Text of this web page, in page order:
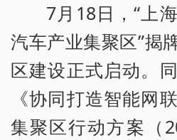
7月18日，“上
汽车产业集聚区”揭
区建设正式启动。
《协同打造智能网
集聚区行动方案（